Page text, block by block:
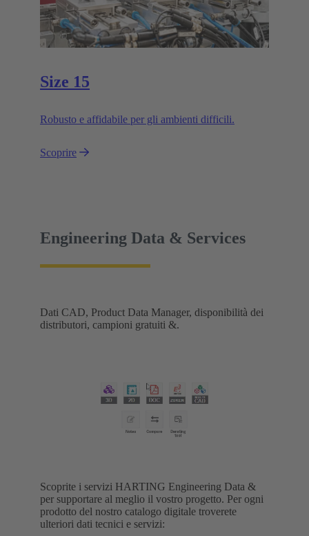
Size 15
Robusto e affidabile per gli ambienti difficili.
Scoprire
Engineering Data & Services
Dati CAD, Product Data Manager, disponibilità dei
distributori, campioni gratuiti &.
Scoprite i servizi HARTING Engineering Data &
per supportare al meglio il vostro progetto. Per ogni
prodotto del nostro catalogo digitale troverete
ulteriori dati tecnici e servizi: